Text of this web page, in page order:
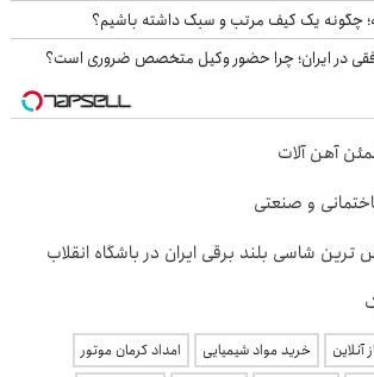
چگونه یک کیف مرتب و سبک داشته باشیم؟
در ایران؛ چرا حضور وکیل متخصص ضروری است؟
آهن آلات
و صنعتی
آنلاین خرید مواد شیمیایی امداد کرمان موتور